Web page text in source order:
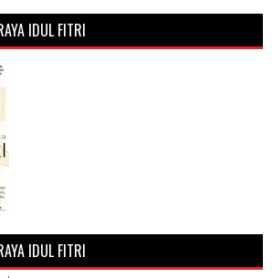
IDUL FITRI
IDUL FITRI